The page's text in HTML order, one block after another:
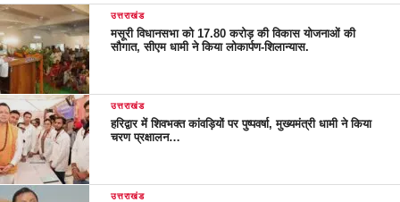
उत्तराखंड
मसूरी विधानसभा को 17.80 करोड़ की विकास योजनाओं की
सौगात, सीएम धामी ने किया लोकार्पण-शिलान्यास.
उत्तराखंड
हरिद्वार में शिवभक्त कांवड़ियों पर पुष्पवर्षा, मुख्यमंत्री धामी ने किया
चरण प्रक्षालन…
उत्तराखंड